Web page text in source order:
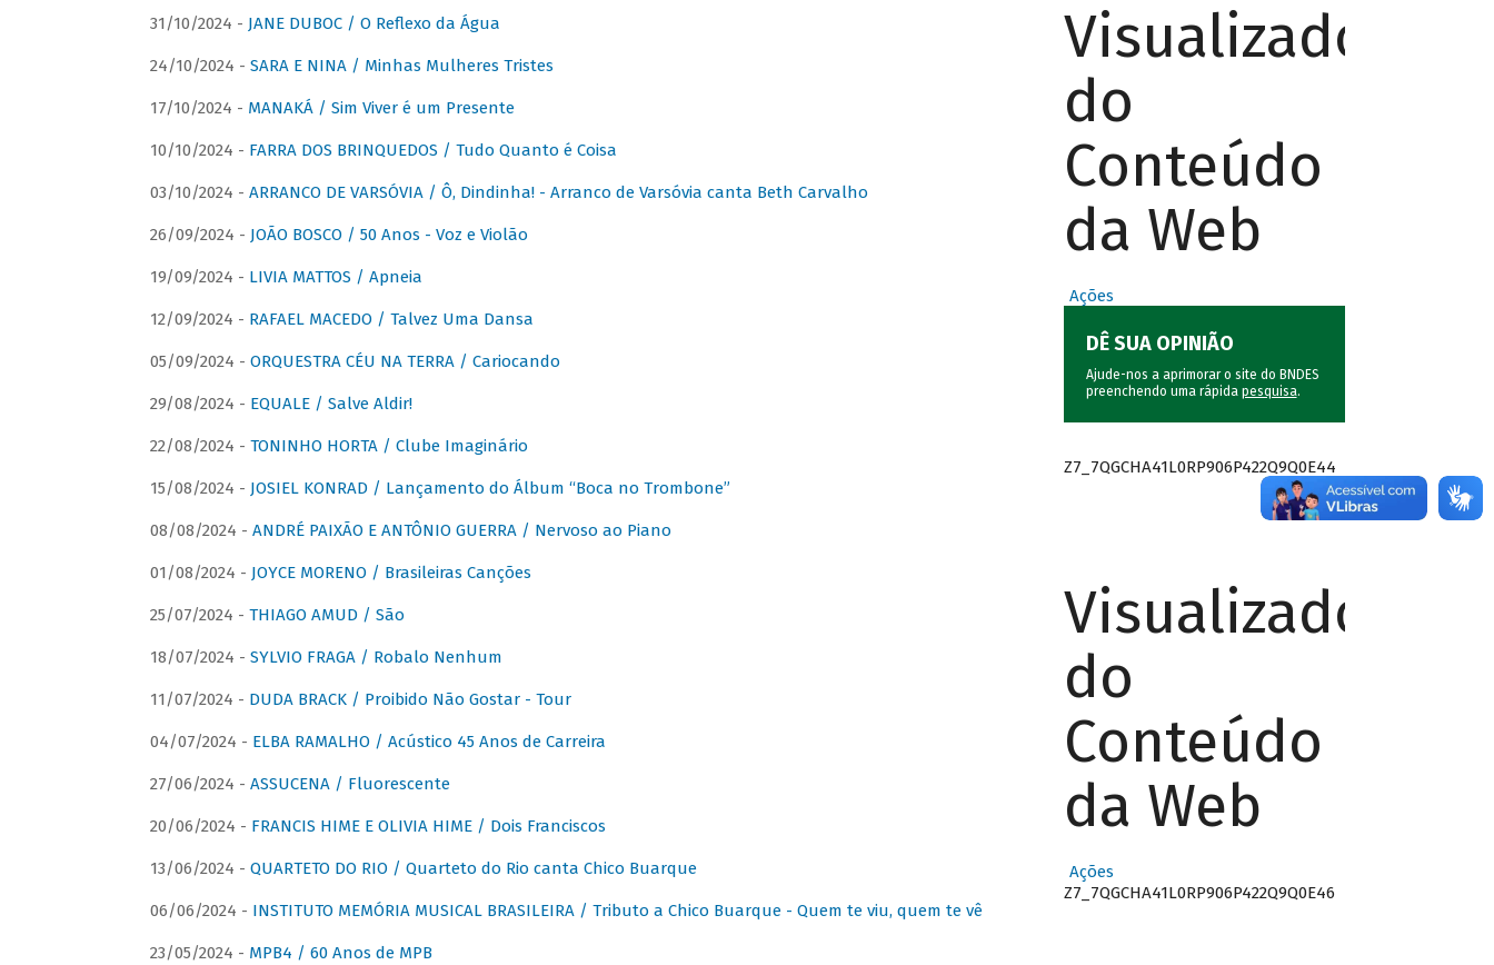
31/10/2024 - JANE DUBOC / O Reflexo da Água
24/10/2024 - SARA E NINA / Minhas Mulheres Tristes
17/10/2024 - MANAKÁ / Sim Viver é um Presente
10/10/2024 - FARRA DOS BRINQUEDOS / Tudo Quanto é Coisa
03/10/2024 - ARRANCO DE VARSÓVIA / Ô, Dindinha! - Arranco de Varsóvia canta Beth Carvalho
26/09/2024 - JOÃO BOSCO / 50 Anos - Voz e Violão
19/09/2024 - LIVIA MATTOS / Apneia
12/09/2024 - RAFAEL MACEDO / Talvez Uma Dansa
05/09/2024 - ORQUESTRA CÉU NA TERRA / Cariocando
29/08/2024 - EQUALE / Salve Aldir!
22/08/2024 - TONINHO HORTA / Clube Imaginário
15/08/2024 - JOSIEL KONRAD / Lançamento do Álbum “Boca no Trombone”
08/08/2024 - ANDRÉ PAIXÃO E ANTÔNIO GUERRA / Nervoso ao Piano
01/08/2024 - JOYCE MORENO / Brasileiras Canções
25/07/2024 - THIAGO AMUD / São
18/07/2024 - SYLVIO FRAGA / Robalo Nenhum
11/07/2024 - DUDA BRACK / Proibido Não Gostar - Tour
04/07/2024 - ELBA RAMALHO / Acústico 45 Anos de Carreira
27/06/2024 - ASSUCENA / Fluorescente
20/06/2024 - FRANCIS HIME E OLIVIA HIME / Dois Franciscos
13/06/2024 - QUARTETO DO RIO / Quarteto do Rio canta Chico Buarque
06/06/2024 - INSTITUTO MEMÓRIA MUSICAL BRASILEIRA / Tributo a Chico Buarque - Quem te viu, quem te vê
23/05/2024 - MPB4 / 60 Anos de MPB
Visualizador
do
Conteúdo
da Web
Ações
DÊ SUA OPINIÃO
Ajude-nos a aprimorar o site do BNDES
preenchendo uma rápida pesquisa.
Z7_7QGCHA41L0RP906P422Q9Q0E44
Visualizador
do
Conteúdo
da Web
Ações
Z7_7QGCHA41L0RP906P422Q9Q0E46